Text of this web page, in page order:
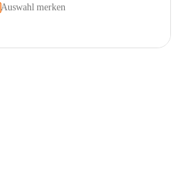
Auswahl merken